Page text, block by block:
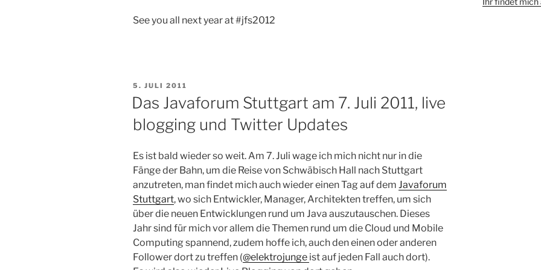
See you all next year at #jfs2012
VERÖFFENTLICHT
5. JULI 2011
Das Javaforum Stuttgart am 7. Juli 2011, live
blogging und Twitter Updates
Es ist bald wieder so weit. Am 7. Juli wage ich mich nicht nur in die
Fänge der Bahn, um die Reise von Schwäbisch Hall nach Stuttgart
anzutreten, man findet mich auch wieder einen Tag auf dem Javaforum
Stuttgart, wo sich Entwickler, Manager, Architekten treffen, um sich
über die neuen Entwicklungen rund um Java auszutauschen. Dieses
Jahr sind für mich vor allem die Themen rund um die Cloud und Mobile
Computing spannend, zudem hoffe ich, auch den einen oder anderen
Follower dort zu treffen (@elektrojunge ist auf jeden Fall auch dort).